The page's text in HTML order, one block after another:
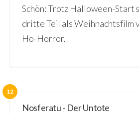
Schön: Trotz Halloween-Start
dritte Teil als Weihnachtsfilm
Ho-Horror.
12
Nosferatu - Der Untote